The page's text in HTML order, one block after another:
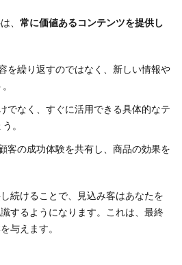
、 常に価値あるコンテンツを提供し
を繰り返すのではなく、新しい情報や
でなく、すぐに活用できる具体的なテ
。
客の成功体験を共有し、商品の効果を
続けることで、見込み客はあなたを
するようになります。これは、最終
与えます。